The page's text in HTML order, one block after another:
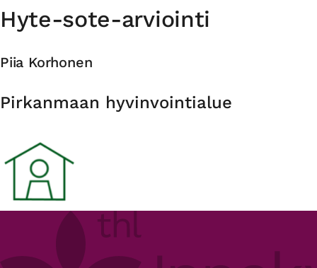
Hyte-sote-arviointi
Piia Korhonen
Organisaatio
Pirkanmaan hyvinvointialue